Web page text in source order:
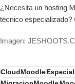
¿Necesita un hosting
técnico
Imagen:
CloudMoodle